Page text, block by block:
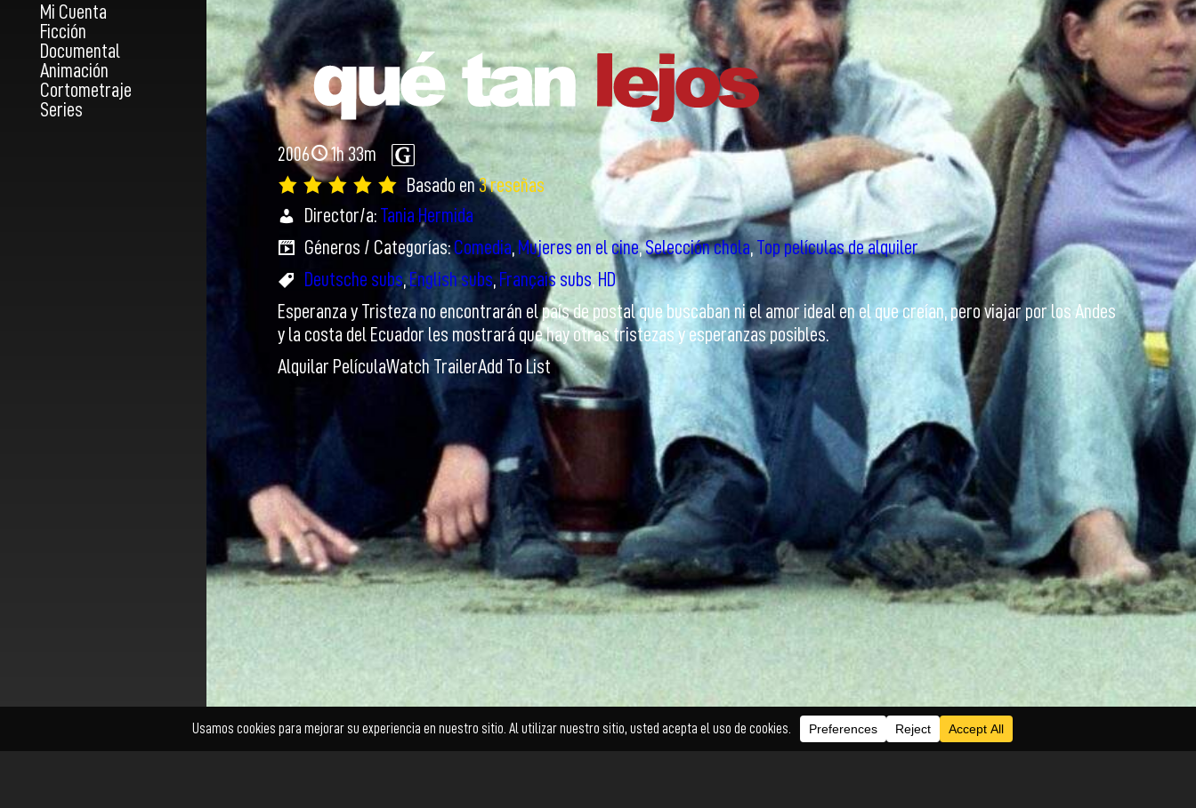
Mi Cuenta
Ficción
Documental
Animación
Cortometraje
Series
2006
1h 33m
Basado en3 reseñas
Director/a: Tania Hermida
Géneros / Categorías:Comedia, Mujeres en el cine,Selección chola, Top películas de alquiler
Deutsche subs,English subs, Français subs,HD
Esperanza y Tristeza no encontrarán el país de postal que buscaban ni el amor ideal en el que creían, pero viajar por los Andes
y la costa del Ecuador les mostrará que hay otras tristezas y esperanzas posibles.
Alquilar PelículaWatch TrailerAdd To List